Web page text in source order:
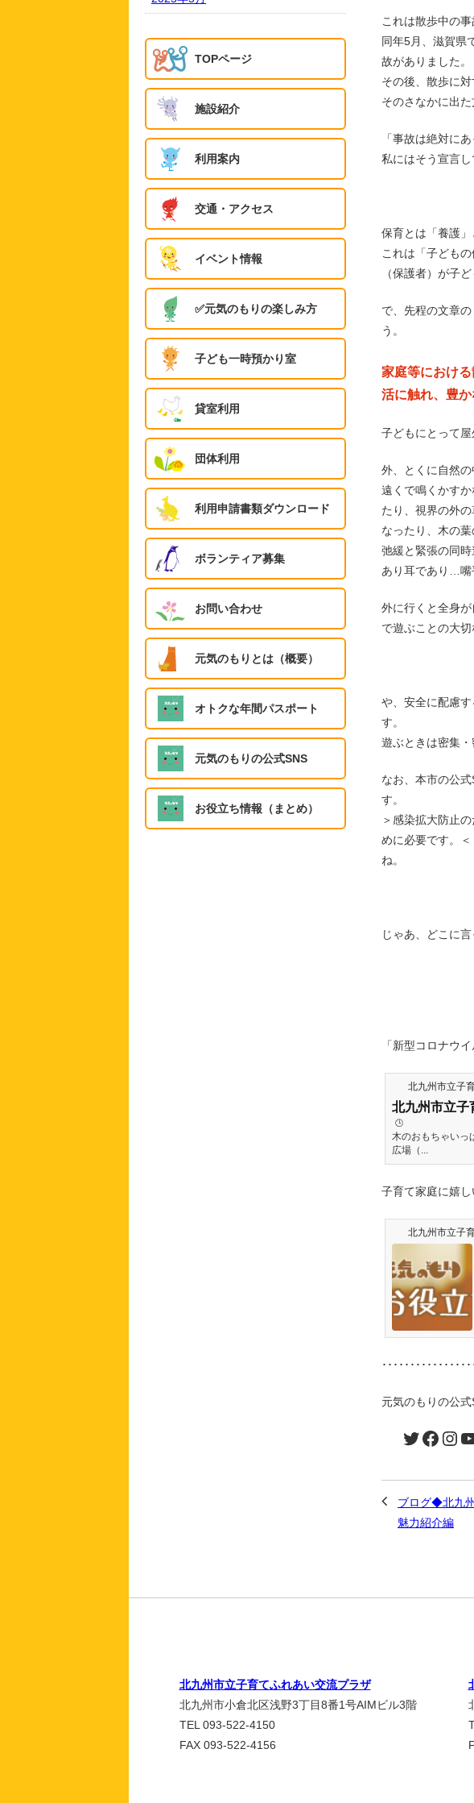
これは散歩中の
同年5月、滋賀県
故がありました。
その後、散歩に
そのさなかに出た
「事故は絶対に
私にはそう宣言し
保育とは「養護」
これは「子ども
（保護者）が子
で、先程の文章
う。
家庭等におけ
活に触れ、豊
子どもにとって
外、とくに自然
遠くで鳴くかす
たり、視界の外
なったり、木の
弛緩と緊張の同
あり耳であり…嘴
外に行くと全身
で遊ぶことの大切
や、安全に配慮
す。
遊ぶときは密集
なお、本市の公
す。
＞感染拡大防止
めに必要です。＜
ね。
じゃあ、どこに
「新型コロナウ
北九州市立子
北九州市立
🕒️
木のおもちゃいっ
広場（...
子育て家庭に嬉
北九州市立子
･･･････････････
元気のもりの公
ブログ◆北九
魅力紹介編
TOPページ
施設紹介
利用案内
交通・アクセス
イベント情報
✅️元気のもりの楽しみ方
子ども一時預かり室
貸室利用
団体利用
利用申請書類ダウンロード
ボランティア募集
お問い合わせ
元気のもりとは（概要）
オトクな年間パスポート
元気のもりの公式SNS
お役立ち情報（まとめ）
北九州市立子育てふれあい交流プラザ
北九州市小倉北区浅野3丁目8番1号AIMビル3階
TEL 093-522-4150
FAX 093-522-4156